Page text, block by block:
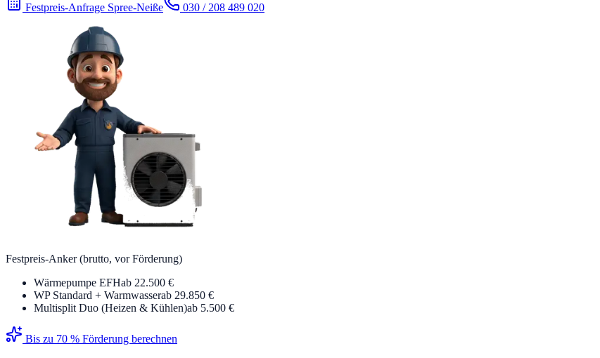
Festpreis-Anfrage Spree-Neiße 030 / 208 489 020
Festpreis-Anker (brutto, vor Förderung)
Wärmepumpe EFHab 22.500 €
WP Standard + Warmwasserab 29.850 €
Multisplit Duo (Heizen & Kühlen)ab 5.500 €
Bis zu 70 % Förderung berechnen